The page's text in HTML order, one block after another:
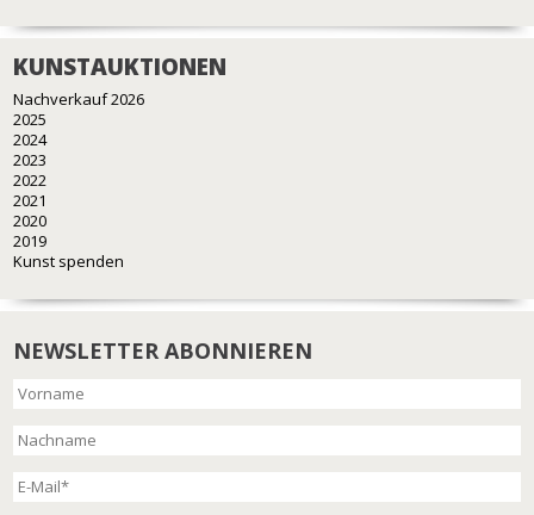
KUNSTAUKTIONEN
Nachverkauf 2026
2025
2024
2023
2022
2021
2020
2019
Kunst spenden
NEWSLETTER ABONNIEREN